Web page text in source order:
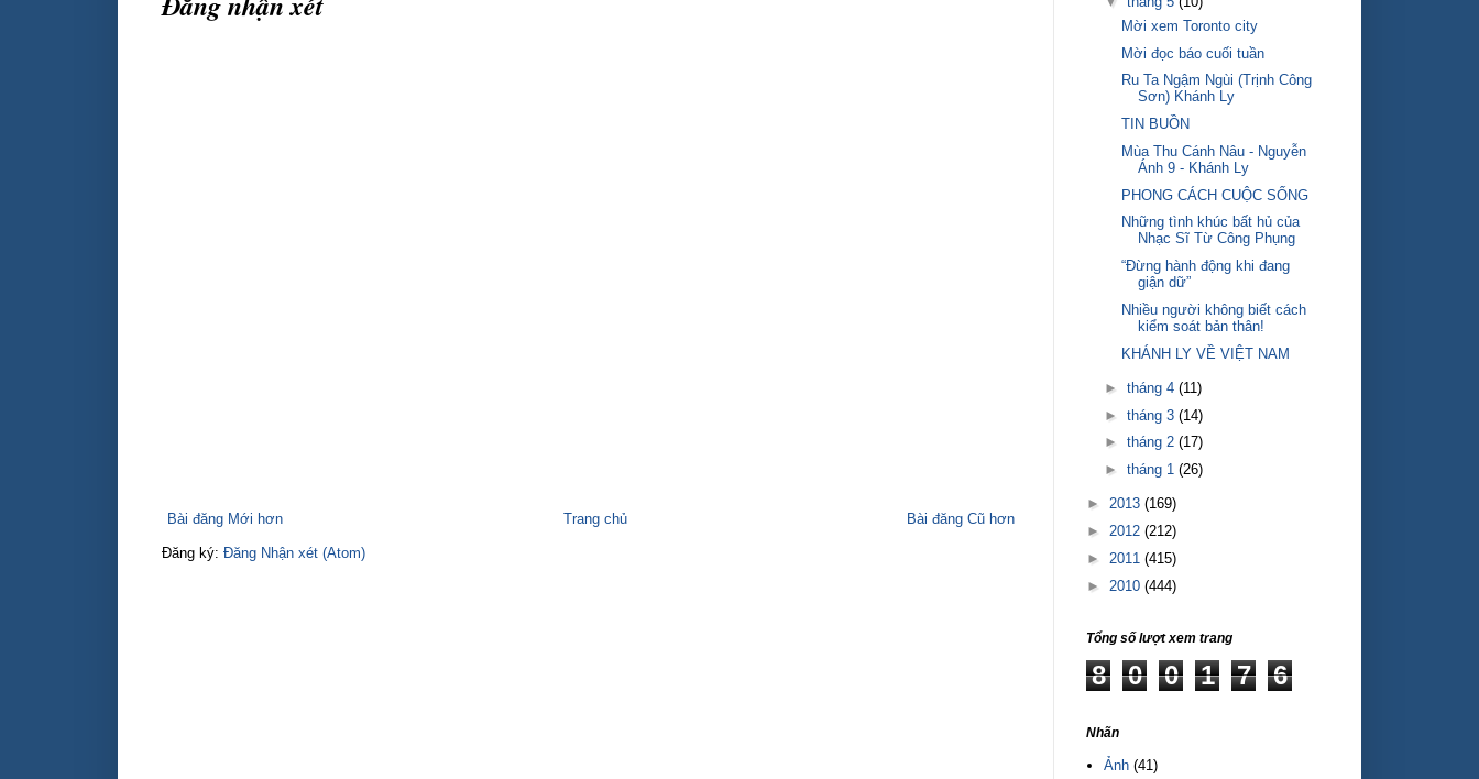
Bài đăng Mới hơn Bài đăng Cũ hơn
Trang chủ
Đăng ký: Đăng Nhận xét (Atom)
Mời xem Toronto city
Mời đọc báo cuối tuần
Ru Ta Ngậm Ngùi (Trịnh Công
Sơn) Khánh Ly
TIN BUỒN
Mùa Thu Cánh Nâu - Nguyễn
Ánh 9 - Khánh Ly
PHONG CÁCH CUỘC SỐNG
Những tình khúc bất hủ của
Nhạc Sĩ Từ Công Phụng
“Ðừng hành động khi đang
giận dữ”
Nhiều người không biết cách
kiểm soát bản thân!
KHÁNH LY VỀ VIỆT NAM
► tháng 4 (11)
► tháng 3 (14)
► tháng 2 (17)
► tháng 1 (26)
► 2013 (169)
► 2012 (212)
► 2011 (415)
► 2010 (444)
Tổng số lượt xem trang
8 0 0 1 7 6
Nhãn
Ảnh (41)